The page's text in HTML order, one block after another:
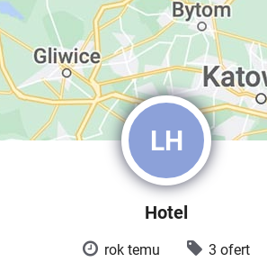
LH
Hotel
rok temu 3 ofert